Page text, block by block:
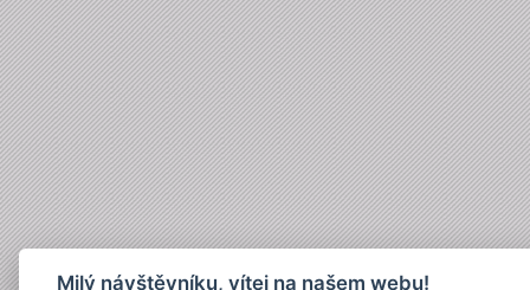
Milý návštěvníku, vítej na našem webu!